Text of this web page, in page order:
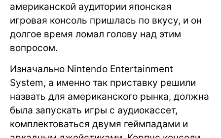
американской аудитории японская
игровая консоль пришлась по вкусу, и он
долгое время ломал голову над этим
вопросом.
Изначально Nintendo Entertainment
System, а именно так приставку решили
назвать для американского рынка, должна
была запускать игры с аудиокассет,
комплектоваться двумя геймпадами и